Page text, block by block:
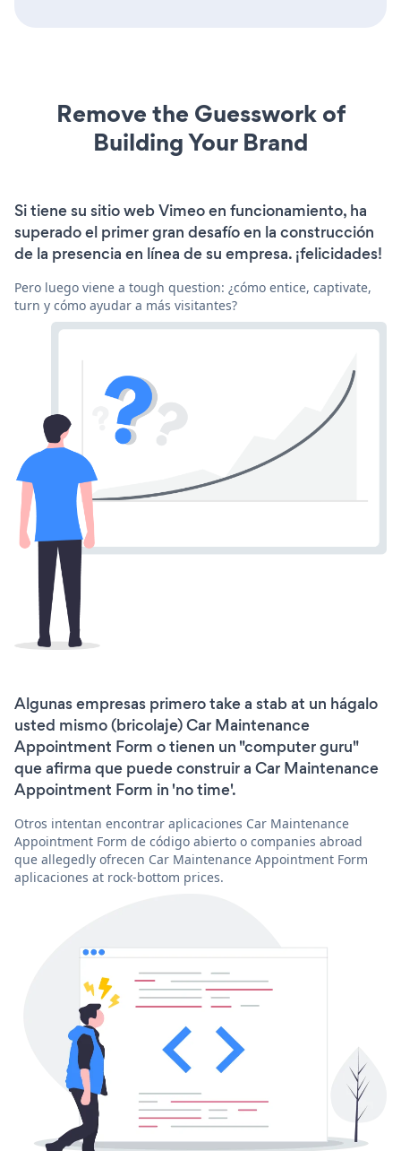
Remove the Guesswork of
Building Your Brand
Si tiene su sitio web Vimeo en funcionamiento, ha
superado el primer gran desafío en la construcción
de la presencia en línea de su empresa. ¡felicidades!
Pero luego viene a tough question: ¿cómo entice, captivate,
turn y cómo ayudar a más visitantes?
Algunas empresas primero take a stab at un hágalo
usted mismo (bricolaje) Car Maintenance
Appointment Form o tienen un "computer guru"
que afirma que puede construir a Car Maintenance
Appointment Form in 'no time'.
Otros intentan encontrar aplicaciones Car Maintenance
Appointment Form de código abierto o companies abroad
que allegedly ofrecen Car Maintenance Appointment Form
aplicaciones at rock-bottom prices.